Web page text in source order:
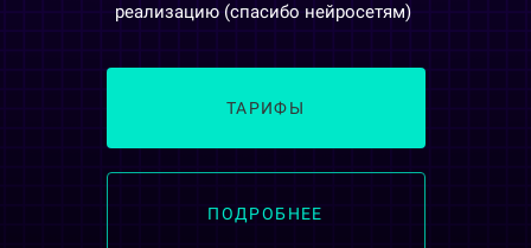
ТАРИФЫ
ПОДРОБНЕЕ
реализацию (спасибо нейросетям)